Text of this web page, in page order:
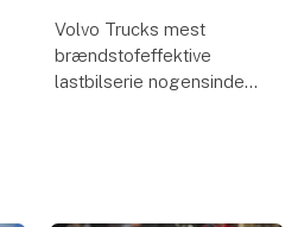
Volvo Trucks mest
brændstofeffektive
lastbilserie nogensinde